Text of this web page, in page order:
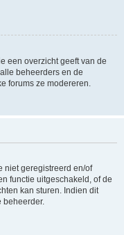
een overzicht geeft van de
beheerders en de
forums ze modereren.
niet geregistreerd en/of
functie uitgeschakeld, of de
kan sturen. Indien dit
beheerder.